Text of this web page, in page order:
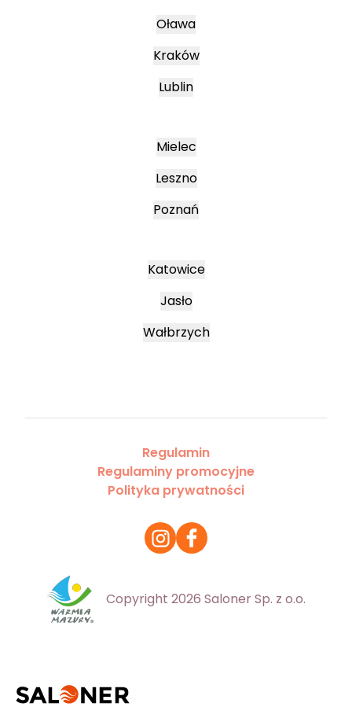
Oława
Kraków
Lublin
Mielec
Leszno
Poznań
Katowice
Jasło
Wałbrzych
Regulamin
Regulaminy promocyjne
Polityka prywatności
Copyright 2026 Saloner Sp. z o.o.